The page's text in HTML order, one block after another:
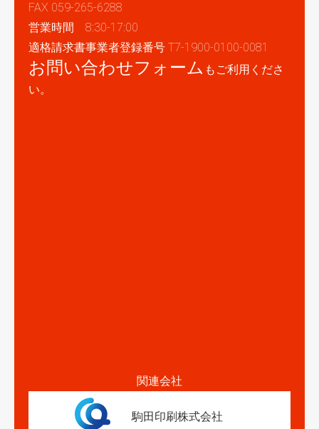
FAX 059-265-6288
営業時間 8:30-17:00
適格請求書事業者登録番号 T7-1900-0100-0081
お問い合わせフォーム もご利用くださ
い。
関連会社
駒田印刷株式会社